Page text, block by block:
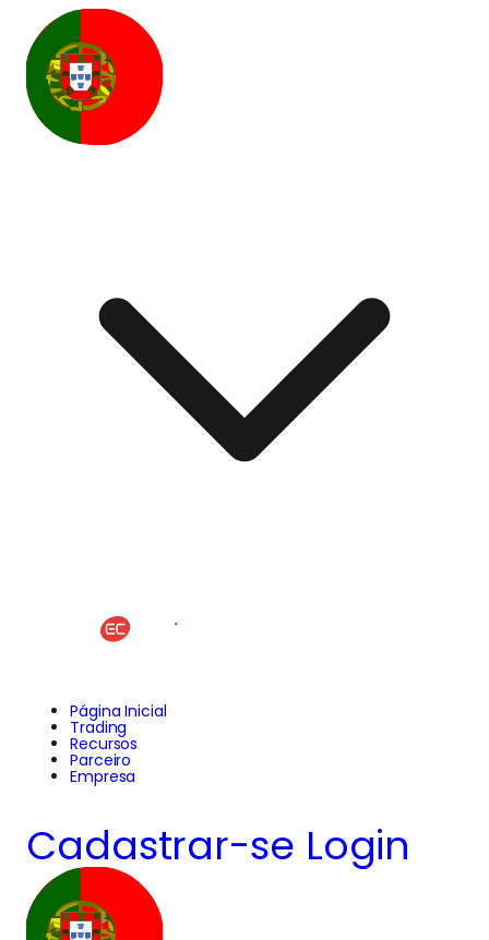
Página Inicial
Trading
Recursos
Parceiro
Empresa
Cadastrar-se Login